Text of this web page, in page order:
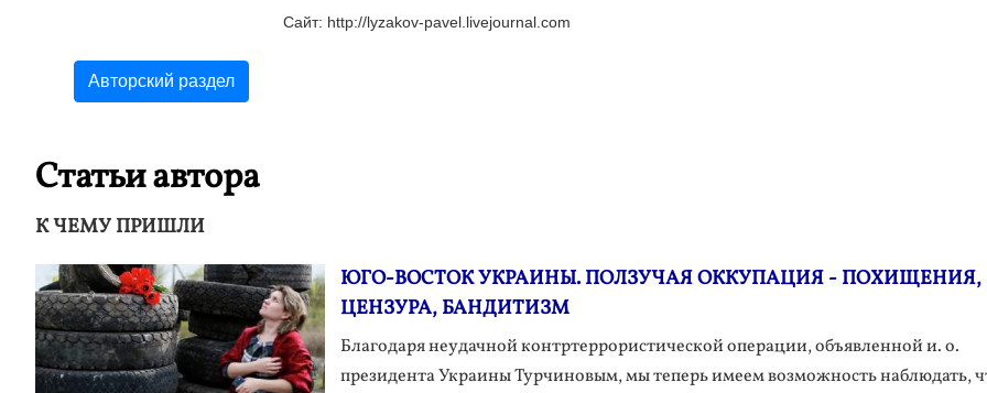
Сайт: http://lyzakov-pavel.livejournal.com
Авторский раздел
Статьи автора
К ЧЕМУ ПРИШЛИ
ЮГО-ВОСТОК УКРАИНЫ. ПОЛЗУЧАЯ ОККУПАЦИЯ - ПОХИЩЕНИЯ,
ЦЕНЗУРА, БАНДИТИЗМ
Благодаря неудачной контртеррористической операции, объявленной и. о.
президента Украины Турчиновым, мы теперь имеем возможность наблюдать,